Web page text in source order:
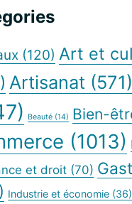
(120) Art et
Artisanat (571)
Beauté (14) Bien-
(1013)
et droit (70)
Industrie et économie (36)